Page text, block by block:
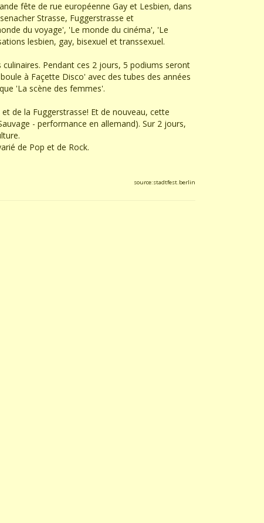
fête de rue européenne Gay et Lesbien, dans
Strasse, Fuggerstrasse et
du voyage', 'Le monde du cinéma', 'Le
lesbien, gay, bisexuel et transsexuel.
Pendant ces 2 jours, 5 podiums seront
à Façette Disco' avec des tubes des années
'La scène des femmes'.
de la Fuggerstrasse! Et de nouveau, cette
- performance en allemand). Sur 2 jours,
de Pop et de Rock.
source:stadtfest.berlin